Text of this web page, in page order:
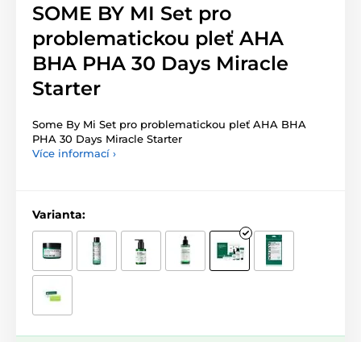
SOME BY MI Set pro
problematickou pleť AHA
BHA PHA 30 Days Miracle
Starter
Some By Mi Set pro problematickou pleť AHA BHA
PHA 30 Days Miracle Starter
Více informací ›
Varianta: